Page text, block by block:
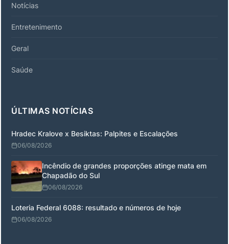
Notícias
Entretenimento
Geral
Saúde
ÚLTIMAS NOTÍCIAS
Hradec Kralove x Besiktas: Palpites e Escalações
06/08/2026
Incêndio de grandes proporções atinge mata em
Chapadão do Sul
06/08/2026
Loteria Federal 6088: resultado e números de hoje
06/08/2026